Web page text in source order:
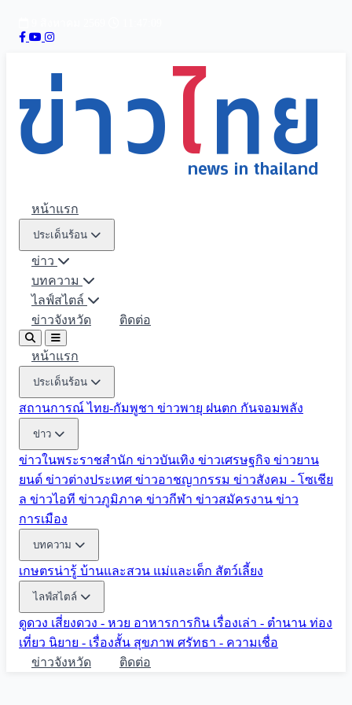
หน้าแรก
ประเด็นร้อน
ข่าว
บทความ
ไลฟ์สไตล์
ข่าวจังหวัด
ติดต่อ
หน้าแรก
ประเด็นร้อน
สถานการณ์ ไทย-กัมพูชา ข่าวพายุ ฝนตก กันจอมพลัง
ข่าว
ข่าวในพระราชสำนัก ข่าวบันเทิง ข่าวเศรษฐกิจ ข่าวยาน
ยนต์ ข่าวต่างประเทศ ข่าวอาชญากรรม ข่าวสังคม - โซเชีย
ล ข่าวไอที ข่าวภูมิภาค ข่าวกีฬา ข่าวสมัครงาน ข่าว
การเมือง
บทความ
เกษตรน่ารู้ บ้านและสวน แม่และเด็ก สัตว์เลี้ยง
ไลฟ์สไตล์
ดูดวง เสี่ยงดวง - หวย อาหารการกิน เรื่องเล่า - ตำนาน ท่อง
เที่ยว นิยาย - เรื่องสั้น สุขภาพ ศรัทธา - ความเชื่อ
ข่าวจังหวัด
ติดต่อ